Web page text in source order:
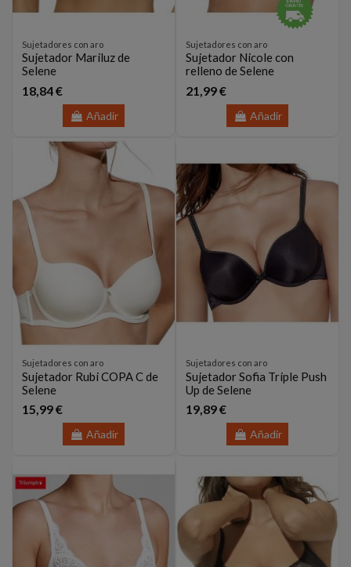
Sujetadores con aro
Sujetador Mariluz de
Selene
18,84 €
Añadir
Sujetadores con aro
Sujetador Nicole con
relleno de Selene
21,99 €
Añadir
Sujetadores con aro
Sujetador Rubi COPA C de
Selene
15,99 €
Añadir
Sujetadores con aro
Sujetador Sofia Triple Push
Up de Selene
19,89 €
Añadir